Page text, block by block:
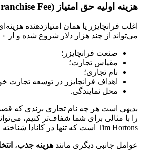
هزینه اولیه حق امتیاز (Franchise Fee)
اغلب فرانچایزر یا همان امتیازدهنده
می‌تواند از چند هزار دلار شروع شده و از ۷۵,۰۰۰ دلار نیز فراتر رود. این مبلغ معمولاً به عوامل مختلف زیر بستگی دارد:
صنعت فرانچایزر؛
مقیاس تجارت؛
نام تجاری؛
اهداف فرانچایزر در توسعه تجارت
محل نمایندگی.
Tim Hortons است که تنها در کانادا شناخته می‌شود.
عوامل جانبی دیگری مانند هزینه جذب،‌